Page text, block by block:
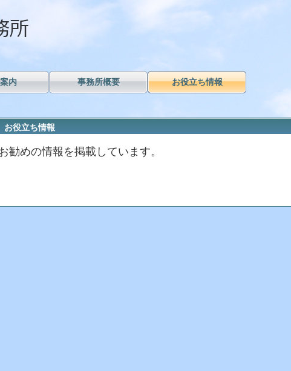
内 事務所概要 お役立ち情報
お役立ち情報
勧めの情報を掲載しています。